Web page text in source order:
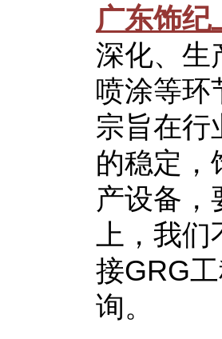
广东饰纪
深化、生
喷涂等环
宗旨在行
的稳定，
产设备，
上，我
接GRG
询。